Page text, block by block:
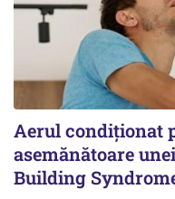
Aerul condiționat
asemănătoare
Building